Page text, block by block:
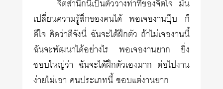
จิตสำนึกนี้เป็นตัววางท่าทีของจิตใจ มัน
เปลี่ยนความรู้สึกของคนได้ พอเจองานปุ๊บ ก็
ดีใจ คิดว่าดีจังนี่ ฉันจะได้ฝึกตัว ถ้าไม่เจองานนี้
ฉันจะพัฒนาได้อย่างไร พอเจองานยาก ยิ่ง
ชอบใหญ่ว่า ฉันจะได้ฝึกตัวเองมาก ต่อไปงาน
ง่ายไม่เอา คนประเภทนี้ ชอบแต่งานยาก